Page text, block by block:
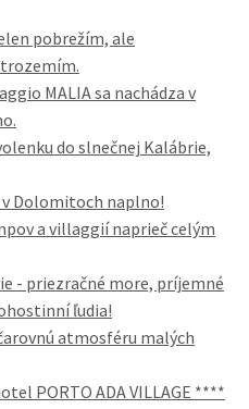
pobrežím, ale
MALIA sa nachádza v
do slnečnej Kalábrie,
Dolomitoch naplno!
a villaggií naprieč celým
- priezračné more, príjemné
ľudia!
atmosféru malých
PORTO ADA VILLAGE ****